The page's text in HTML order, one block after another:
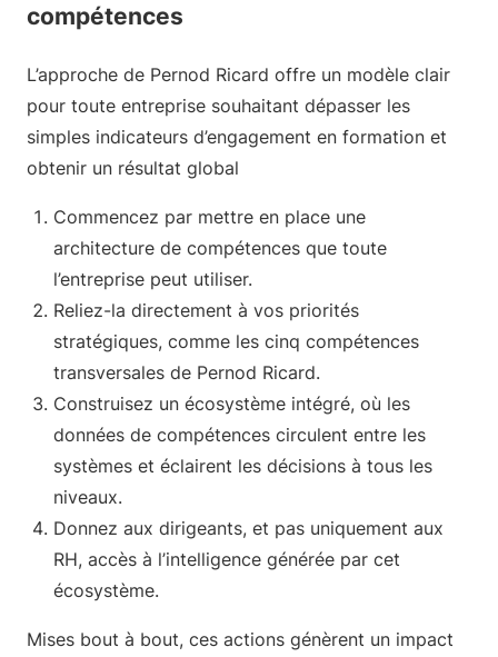
compétences
L’approche de Pernod Ricard offre un modèle clair
pour toute entreprise souhaitant dépasser les
simples indicateurs d’engagement en formation et
obtenir un résultat global
Commencez par mettre en place une
architecture de compétences que toute
l’entreprise peut utiliser.
Reliez-la directement à vos priorités
stratégiques, comme les cinq compétences
transversales de Pernod Ricard.
Construisez un écosystème intégré, où les
données de compétences circulent entre les
systèmes et éclairent les décisions à tous les
niveaux.
Donnez aux dirigeants, et pas uniquement aux
RH, accès à l’intelligence générée par cet
écosystème.
Mises bout à bout, ces actions génèrent un impact